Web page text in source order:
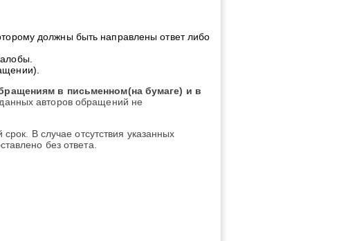
должны быть направлены ответ либо
в письменном(на бумаге) и в
авторов обращений не
В случае отсутствия указанных
без ответа.